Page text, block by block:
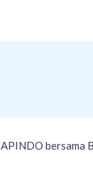
bersama